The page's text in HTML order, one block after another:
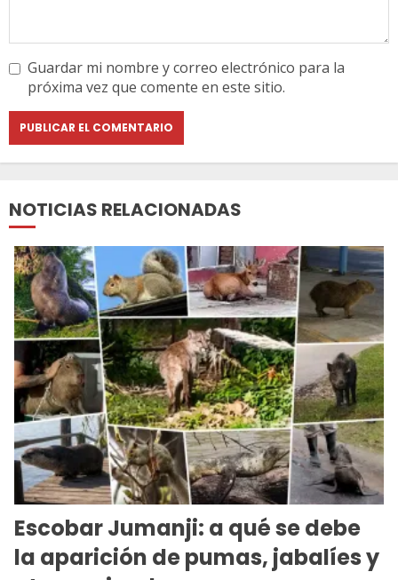
Guardar mi nombre y correo electrónico para la
próxima vez que comente en este sitio.
NOTICIAS RELACIONADAS
Escobar Jumanji: a qué se debe
la aparición de pumas, jabalíes y